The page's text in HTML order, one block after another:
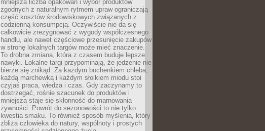
mniejsza liczba opakowań i wybór produktów
zgodnych z naturalnym rytmem upraw ograniczają
część kosztów środowiskowych związanych z
codzienną konsumpcją. Oczywiście nie da się
całkowicie zrezygnować z wygody współczesnego
handlu, ale nawet częściowe przesunięcie zakupów
w stronę lokalnych targów może mieć znaczenie.
To drobna zmiana, która z czasem buduje lepsze
nawyki. Lokalne targi przypominają, że jedzenie nie
bierze się znikąd. Za każdym bochenkiem chleba,
każdą marchewką i każdym słoikiem miodu stoi
czyjaś praca, wiedza i czas. Gdy zaczynamy to
dostrzegać, rośnie szacunek do produktów i
mniejsza staje się skłonność do marnowania
żywności. Powrót do sezonowości to nie tylko
kwestia smaku. To również sposób myślenia, który
zbliża człowieka do natury, wspólnoty i prostych